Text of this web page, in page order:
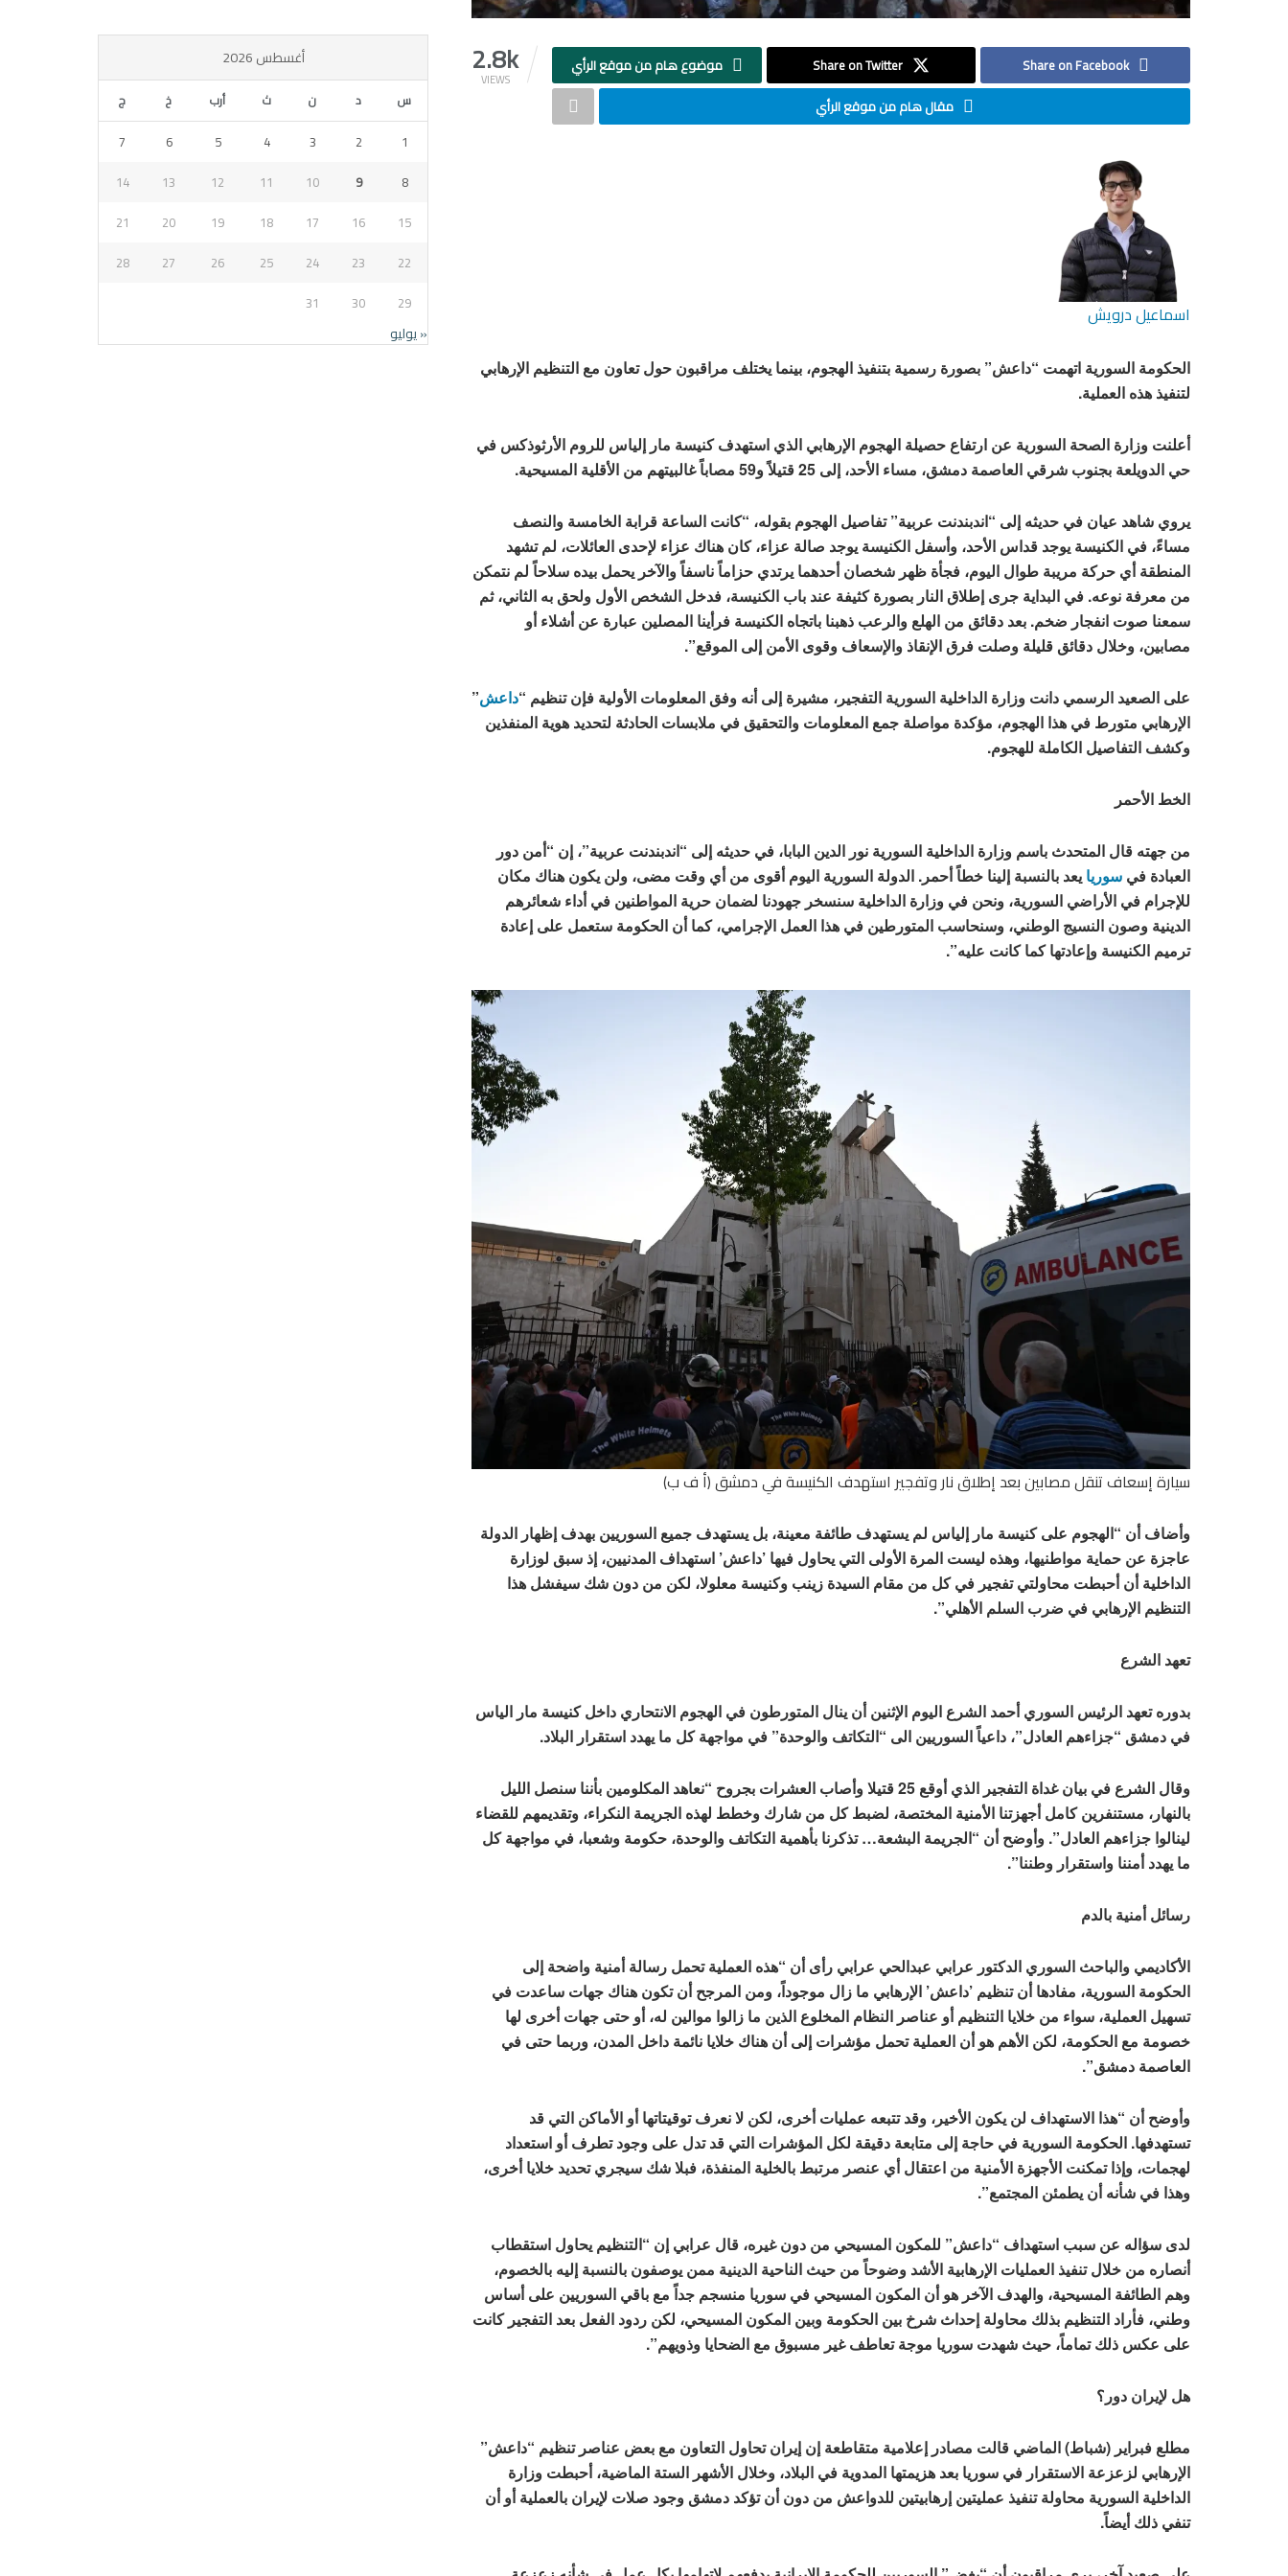
2.8k
VIEWS
Share on Facebook
Share on Twitter
موضوع هام من موقع الرأي
مقال هام من موقع الرأي
اسماعيل درويش
الحكومة السورية اتهمت “داعش” بصورة رسمية بتنفيذ الهجوم، بينما يختلف مراقبون حول تعاون مع التنظيم الإرهابي
لتنفيذ هذه العملية.
أعلنت وزارة الصحة السورية عن ارتفاع حصيلة الهجوم الإرهابي الذي استهدف كنيسة مار إلياس للروم الأرثوذكس في
حي الدويلعة بجنوب شرقي العاصمة دمشق، مساء الأحد، إلى 25 قتيلاً و59 مصاباً غالبيتهم من الأقلية المسيحية.
يروي شاهد عيان في حديثه إلى “اندبندنت عربية” تفاصيل الهجوم بقوله، “كانت الساعة قرابة الخامسة والنصف
مساءً، في الكنيسة يوجد قداس الأحد، وأسفل الكنيسة يوجد صالة عزاء، كان هناك عزاء لإحدى العائلات، لم تشهد
المنطقة أي حركة مريبة طوال اليوم، فجأة ظهر شخصان أحدهما يرتدي حزاماً ناسفاً والآخر يحمل بيده سلاحاً لم نتمكن
من معرفة نوعه. في البداية جرى إطلاق النار بصورة كثيفة عند باب الكنيسة، فدخل الشخص الأول ولحق به الثاني، ثم
سمعنا صوت انفجار ضخم. بعد دقائق من الهلع والرعب ذهبنا باتجاه الكنيسة فرأينا المصلين عبارة عن أشلاء أو
مصابين، وخلال دقائق قليلة وصلت فرق الإنقاذ والإسعاف وقوى الأمن إلى الموقع”.
على الصعيد الرسمي دانت وزارة الداخلية السورية التفجير، مشيرة إلى أنه وفق المعلومات الأولية فإن تنظيم “داعش”
الإرهابي متورط في هذا الهجوم، مؤكدة مواصلة جمع المعلومات والتحقيق في ملابسات الحادثة لتحديد هوية المنفذين
وكشف التفاصيل الكاملة للهجوم.
الخط الأحمر
من جهته قال المتحدث باسم وزارة الداخلية السورية نور الدين البابا، في حديثه إلى “اندبندنت عربية”، إن “أمن دور
العبادة في سوريا يعد بالنسبة إلينا خطاً أحمر. الدولة السورية اليوم أقوى من أي وقت مضى، ولن يكون هناك مكان
للإجرام في الأراضي السورية، ونحن في وزارة الداخلية سنسخر جهودنا لضمان حرية المواطنين في أداء شعائرهم
الدينية وصون النسيج الوطني، وسنحاسب المتورطين في هذا العمل الإجرامي، كما أن الحكومة ستعمل على إعادة
ترميم الكنيسة وإعادتها كما كانت عليه”.
سيارة إسعاف تنقل مصابين بعد إطلاق نار وتفجير استهدف الكنيسة في دمشق (أ ف ب)
وأضاف أن “الهجوم على كنيسة مار إلياس لم يستهدف طائفة معينة، بل يستهدف جميع السوريين بهدف إظهار الدولة
عاجزة عن حماية مواطنيها، وهذه ليست المرة الأولى التي يحاول فيها ’داعش’ استهداف المدنيين، إذ سبق لوزارة
الداخلية أن أحبطت محاولتي تفجير في كل من مقام السيدة زينب وكنيسة معلولا، لكن من دون شك سيفشل هذا
التنظيم الإرهابي في ضرب السلم الأهلي”.
تعهد الشرع
بدوره تعهد الرئيس السوري أحمد الشرع اليوم الإثنين أن ينال المتورطون في الهجوم الانتحاري داخل كنيسة مار الياس
في دمشق “جزاءهم العادل”، داعياً السوريين الى “التكاتف والوحدة” في مواجهة كل ما يهدد استقرار البلاد.
وقال الشرع في بيان غداة التفجير الذي أوقع 25 قتيلا وأصاب العشرات بجروح “نعاهد المكلومين بأننا سنصل الليل
بالنهار، مستنفرين كامل أجهزتنا الأمنية المختصة، لضبط كل من شارك وخطط لهذه الجريمة النكراء، وتقديمهم للقضاء
لينالوا جزاءهم العادل”. وأوضح أن “الجريمة البشعة… تذكرنا بأهمية التكاتف والوحدة، حكومة وشعبا، في مواجهة كل
ما يهدد أمننا واستقرار وطننا”.
رسائل أمنية بالدم
الأكاديمي والباحث السوري الدكتور عرابي عبدالحي عرابي رأى أن “هذه العملية تحمل رسالة أمنية واضحة إلى
الحكومة السورية، مفادها أن تنظيم ’داعش’ الإرهابي ما زال موجوداً، ومن المرجح أن تكون هناك جهات ساعدت في
تسهيل العملية، سواء من خلايا التنظيم أو عناصر النظام المخلوع الذين ما زالوا موالين له، أو حتى جهات أخرى لها
خصومة مع الحكومة، لكن الأهم هو أن العملية تحمل مؤشرات إلى أن هناك خلايا نائمة داخل المدن، وربما حتى في
العاصمة دمشق”.
وأوضح أن “هذا الاستهداف لن يكون الأخير، وقد تتبعه عمليات أخرى، لكن لا نعرف توقيتاتها أو الأماكن التي قد
تستهدفها. الحكومة السورية في حاجة إلى متابعة دقيقة لكل المؤشرات التي قد تدل على وجود تطرف أو استعداد
لهجمات، وإذا تمكنت الأجهزة الأمنية من اعتقال أي عنصر مرتبط بالخلية المنفذة، فبلا شك سيجري تحديد خلايا أخرى،
وهذا في شأنه أن يطمئن المجتمع”.
لدى سؤاله عن سبب استهداف “داعش” للمكون المسيحي من دون غيره، قال عرابي إن “التنظيم يحاول استقطاب
أنصاره من خلال تنفيذ العمليات الإرهابية الأشد وضوحاً من حيث الناحية الدينية ممن يوصفون بالنسبة إليه بالخصوم،
وهم الطائفة المسيحية، والهدف الآخر هو أن المكون المسيحي في سوريا منسجم جداً مع باقي السوريين على أساس
وطني، فأراد التنظيم بذلك محاولة إحداث شرخ بين الحكومة وبين المكون المسيحي، لكن ردود الفعل بعد التفجير كانت
على عكس ذلك تماماً، حيث شهدت سوريا موجة تعاطف غير مسبوق مع الضحايا وذويهم”.
هل لإيران دور؟
مطلع فبراير (شباط) الماضي قالت مصادر إعلامية متقاطعة إن إيران تحاول التعاون مع بعض عناصر تنظيم “داعش”
الإرهابي لزعزعة الاستقرار في سوريا بعد هزيمتها المدوية في البلاد، وخلال الأشهر الستة الماضية، أحبطت وزارة
الداخلية السورية محاولة تنفيذ عمليتين إرهابيتين للدواعش من دون أن تؤكد دمشق وجود صلات لإيران بالعملية أو أن
تنفي ذلك أيضاً.
أغسطس 2026
س د ن ث أرب خ ج
1
2
3
4
5
6
7
8
9
10
11
12
13
14
15
16
17
18
19
20
21
22
23
24
25
26
27
28
29
30
31
« يوليو